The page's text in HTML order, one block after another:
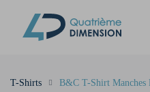
T-Shirts B&C T-Shirt Manches